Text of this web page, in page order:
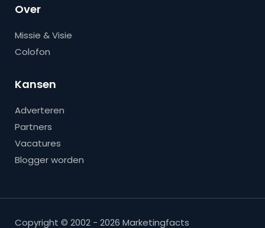
Over
Missie & Visie
Colofon
Kansen
Adverteren
Partners
Vacatures
Blogger worden
Copyright © 2002 - 2026 Marketingfacts